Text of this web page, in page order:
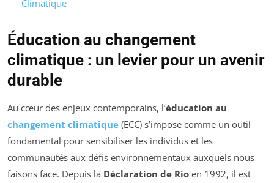
Climatique
Éducation au changement
climatique : un levier pour un avenir
durable
Au cœur des enjeux contemporains, l’éducation au
changement climatique (ECC) s’impose comme un outil
fondamental pour sensibiliser les individus et les
communautés aux défis environnementaux auxquels nous
faisons face. Depuis la Déclaration de Rio en 1992, il est